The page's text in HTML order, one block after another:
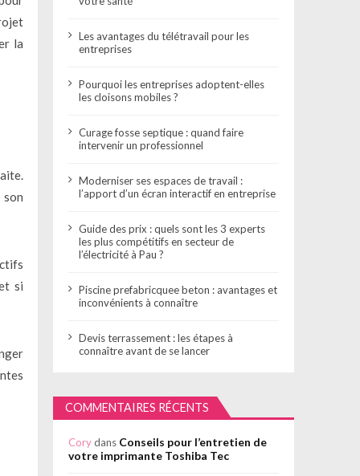
la
son
si
Les avantages du télétravail pour les
entreprises
Pourquoi les entreprises adoptent-elles
les cloisons mobiles ?
Curage fosse septique : quand faire
intervenir un professionnel
Moderniser ses espaces de travail :
l’apport d’un écran interactif en entreprise
Guide des prix : quels sont les 3 experts
les plus compétitifs en secteur de
l’électricité à Pau ?
Piscine prefabricquee beton : avantages et
inconvénients à connaître
Devis terrassement : les étapes à
connaître avant de se lancer
COMMENTAIRES RÉCENTS
Corydans Conseils pour l’entretien de
votre imprimante Toshiba Tec